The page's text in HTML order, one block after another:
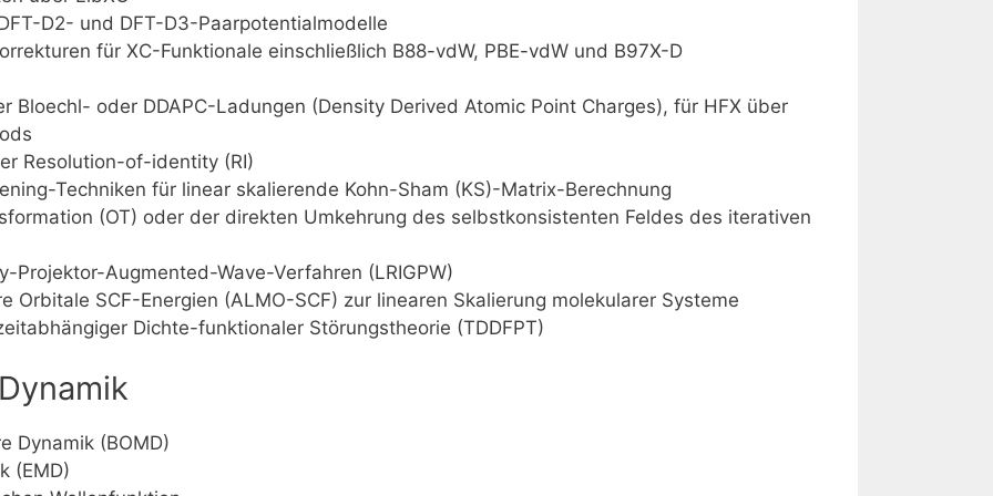
D2- und DFT-D3-Paarpotentialmodelle
für XC-Funktionale einschließlich B88-vdW, PBE-vdW und B97X-D
Bloechl- oder DDAPC-Ladungen (Density Derived Atomic Point Charges), für HFX über
Resolution-of-identity (RI)
Techniken für linear skalierende Kohn-Sham (KS)-Matrix-Berechnung
(OT) oder der direkten Umkehrung des selbstkonsistenten Feldes des iterativen
Projektor-Augmented-Wave-Verfahren (LRIGPW)
Orbitale SCF-Energien (ALMO-SCF) zur linearen Skalierung molekularer Systeme
Dichte-funktionaler Störungstheorie (TDDFPT)
Dynamik (BOMD)
(EMD)